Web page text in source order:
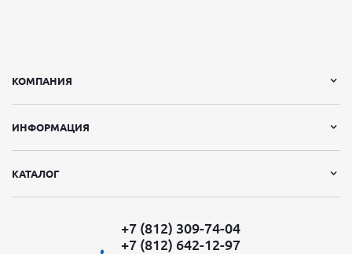
КОМПАНИЯ
ИНФОРМАЦИЯ
КАТАЛОГ
+7 (812) 309-74-04
+7 (812) 642-12-97